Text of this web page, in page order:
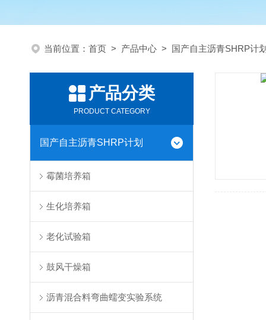
当前位置： 首页 > 产品中心 > 国产自主沥青SHRP计
产品分类
PRODUCT CATEGORY
国产自主沥青SHRP计划
霉菌培养箱
生化培养箱
老化试验箱
鼓风干燥箱
沥青混合料弯曲蠕变实验系统